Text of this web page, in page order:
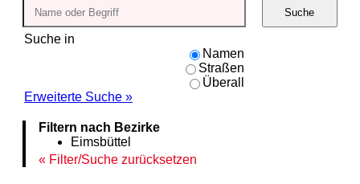
Suche in
Namen
Straßen
Überall
Erweiterte Suche »
Suche
Filtern nach Bezirke
Eimsbüttel
Filter/Suche zurücksetzen